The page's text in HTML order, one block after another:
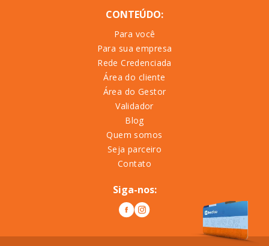
CONTEÚDO:
Para você
Para sua empresa
Rede Credenciada
Área do cliente
Área do Gestor
Validador
Blog
Quem somos
Seja parceiro
Contato
Siga-nos: